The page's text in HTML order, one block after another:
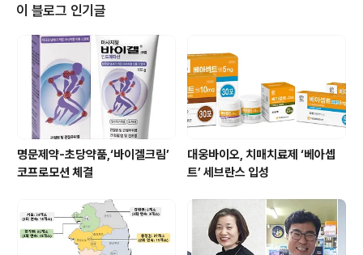
하이 산유 메디칼은 상해 증권거래소에 상장된 회사로 글
로벌 의료기기 회사인 메드트로닉(Medtronic)의 미국 본
사 및 유럽 본사에서 근무했던 중국계 임직원들이 설립한
중국의 대표적인 척추·외상 전문 의료기기 기업 중 하나다.
이번 합작법인은 단순한 제품 판매가 아닌, 시지바이오 및
자회사 시지메드텍의 주요 ..
이 블로그 인기글
명문제약-초당약품,‘바이겔크림’
코프로모션 체결
대웅바이오, 치매치료제 ‘베아셉
트’ 세브란스 입성